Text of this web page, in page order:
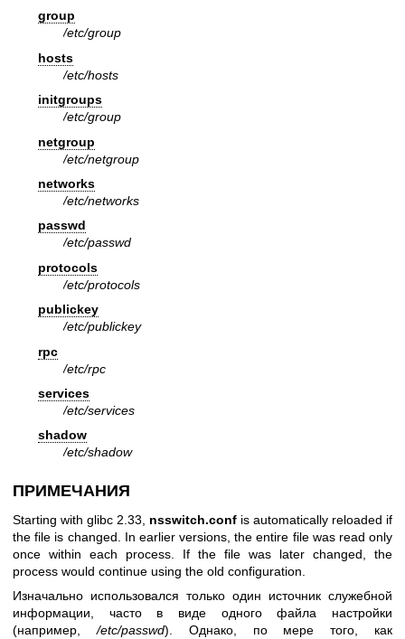
group
/etc/group
hosts
/etc/hosts
initgroups
/etc/group
netgroup
/etc/netgroup
networks
/etc/networks
passwd
/etc/passwd
protocols
/etc/protocols
publickey
/etc/publickey
rpc
/etc/rpc
services
/etc/services
shadow
/etc/shadow
ПРИМЕЧАНИЯ
Starting with glibc 2.33, nsswitch.conf is automatically reloaded if
the file is changed. In earlier versions, the entire file was read only
once within each process. If the file was later changed, the
process would continue using the old configuration.
Изначально использовался только один источник служебной
информации, часто в виде одного файла настройки
(например,/etc/passwd). Однако, по мере того, как